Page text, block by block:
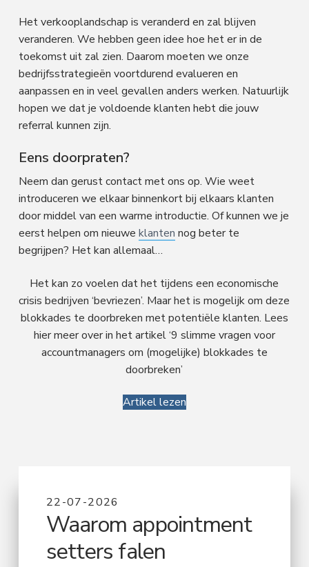
Het verkooplandschap is veranderd en zal blijven
veranderen. We hebben geen idee hoe het er in de
toekomst uit zal zien. Daarom moeten we onze
bedrijfsstrategieën voortdurend evalueren en
aanpassen en in veel gevallen anders werken. Natuurlijk
hopen we dat je voldoende klanten hebt die jouw
referral kunnen zijn.
Eens doorpraten?
Neem dan gerust contact met ons op. Wie weet
introduceren we elkaar binnenkort bij elkaars klanten
door middel van een warme introductie. Of kunnen we je
eerst helpen om nieuwe klanten nog beter te
begrijpen? Het kan allemaal…
Het kan zo voelen dat het tijdens een economische
crisis bedrijven ‘bevriezen’. Maar het is mogelijk om deze
blokkades te doorbreken met potentiële klanten. Lees
hier meer over in het artikel ‘9 slimme vragen voor
accountmanagers om (mogelijke) blokkades te
doorbreken’
Artikel lezen
22-07-2026
Waarom appointment
setters falen